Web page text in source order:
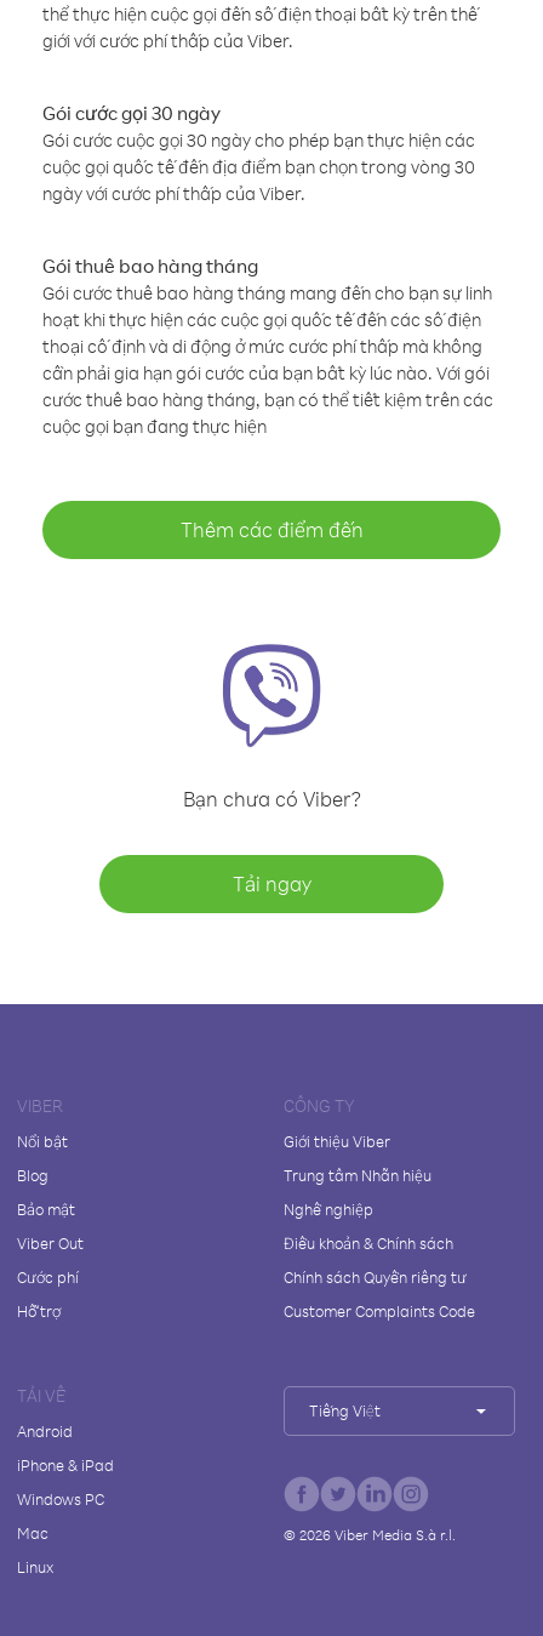
thể thực hiện cuộc gọi đến số điện thoại bất kỳ trên thế
giới với cước phí thấp của Viber.
Gói cước gọi 30 ngày
Gói cước cuộc gọi 30 ngày cho phép bạn thực hiện các
cuộc gọi quốc tế đến địa điểm bạn chọn trong vòng 30
ngày với cước phí thấp của Viber.
Gói thuê bao hàng tháng
Gói cước thuê bao hàng tháng mang đến cho bạn sự linh
hoạt khi thực hiện các cuộc gọi quốc tế đến các số điện
thoại cố định và di động ở mức cước phí thấp mà không
cần phải gia hạn gói cước của bạn bất kỳ lúc nào. Với gói
cước thuê bao hàng tháng, bạn có thể tiết kiệm trên các
cuộc gọi bạn đang thực hiện
Thêm các điểm đến
Bạn chưa có Viber?
Tải ngay
VIBER
Nổi bật
Blog
Bảo mật
Viber Out
Cước phí
Hỗ trợ
CÔNG TY
Giới thiệu Viber
Trung tâm Nhãn hiệu
Nghề nghiệp
Điều khoản & Chính sách
Chính sách Quyền riêng tư
Customer Complaints Code
TẢI VỀ
Android
iPhone & iPad
Windows PC
Mac
Linux
Tiếng Việt
© 2026Viber Media S.à r.l.